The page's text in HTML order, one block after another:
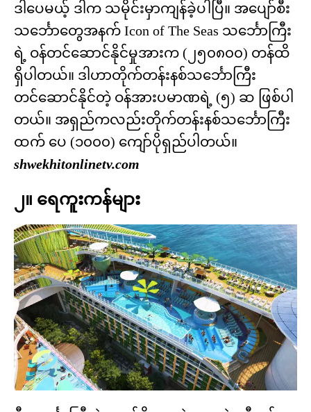
ဒါပေမယ့် ဒါက သမိုင်းမှာကျန်ခဲ့ပါပြီ။ အပျော်စီး
သင်္ဘောတွေအနက် Icon of The Seas သင်္ဘောကြီး
ရဲ့ ဝန်တင်ဆောင်နိုင်မှုအားက (၂၅၀၈၀၀) တန်ထိ
ရှိပါတယ်။ ဒါဟာတိုက်တန်းနစ်သင်္ဘောကြီး
တင်ဆောင်နိုင်တဲ့ ဝန်အားပမာဏရဲ့ (၅) ဆ ဖြစ်ပါ
တယ်။ အရှည်ကလည်းတိုက်တန်းနစ်သင်္ဘောကြီး
ထက် ပေ (၁၀၀၀) ကျော်ပိုရှည်ပါတယ်။
shwekhitonlinetv.com
၂။ ရေကူးကန်များ